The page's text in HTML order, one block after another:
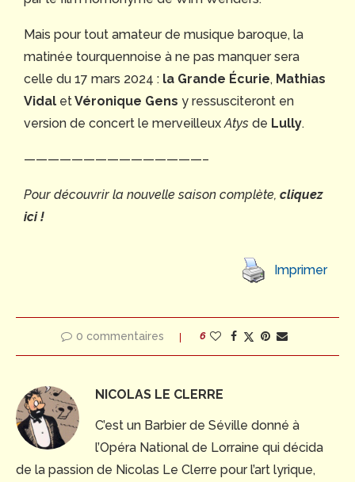
Mais pour tout amateur de musique baroque, la
matinée tourquennoise à ne pas manquer sera
celle du 17 mars 2024 : la Grande Écurie, Mathias
Vidal etVéronique Gens y ressusciteront en
version de concert le merveilleuxAtys de Lully.
———————————————–
Pour découvrir la nouvelle saison complète, cliquez
ici !
Imprimer
0 commentaires 6
NICOLAS LE CLERRE
C’est un Barbier de Séville donné à
l’Opéra National de Lorraine qui décida
de la passion de Nicolas Le Clerre pour l’art lyrique,